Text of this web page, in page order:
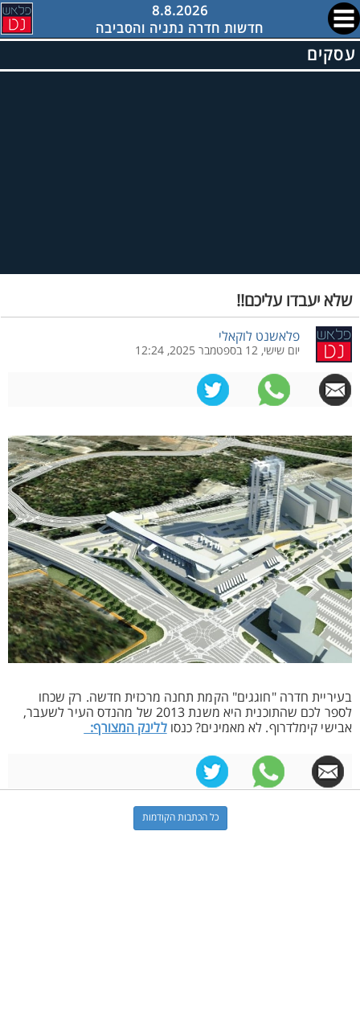
8.8.2026
חדשות חדרה נתניה והסביבה
עסקים
שלא יעבדו עליכם!!
פלאשנט לוקאלי
יום שישי, 12 בספטמבר 2025, 12:24
בעיריית חדרה "חוגגים" הקמת תחנה מרכזית חדשה. רק שכחו
לספר לכם שהתוכנית היא משנת 2013 של מהנדס העיר לשעבר,
אבישי קימלדרוף. לא מאמינים? כנסוללינק המצורף:
כל הכתבות הקודמות